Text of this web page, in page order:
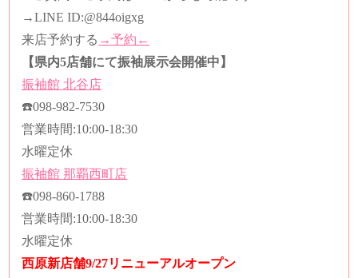
→LINE ID:@844oigxg
来店予約する →予約←
【県内5店舗にて振袖展示会開催中】
振袖館 北谷店
☎️098-982-7530
営業時間:10:00-18:30
水曜定休
振袖館 那覇西町店
☎️098-860-1788
営業時間:10:00-18:30
水曜定休
西原新店舗9/27リニューアルオープン